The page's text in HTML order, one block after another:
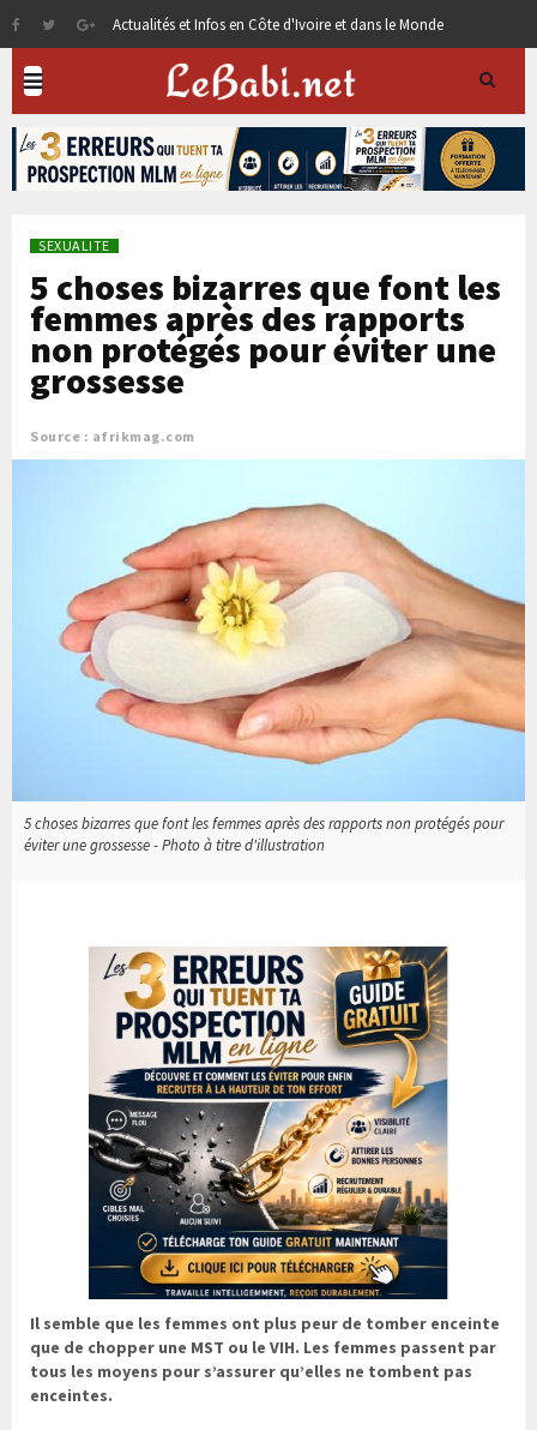
Actualités et Infos en Côte d'Ivoire et dans le Monde
SEXUALITE
5 choses bizarres que font les
femmes après des rapports
non protégés pour éviter une
grossesse
Source : afrikmag.com
5 choses bizarres que font les femmes après des rapports non protégés pour
éviter une grossesse - Photo à titre d'illustration
Il semble que les femmes ont plus peur de tomber enceinte
que de chopper une MST ou le VIH. Les femmes passent par
tous les moyens pour s’assurer qu’elles ne tombent pas
enceintes.